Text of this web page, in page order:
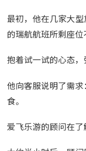
最初，他在几家大
的瑞航航班所剩座位
抱着试一试的心态，
他向客服说明了需
食。
爱飞乐游的顾问在